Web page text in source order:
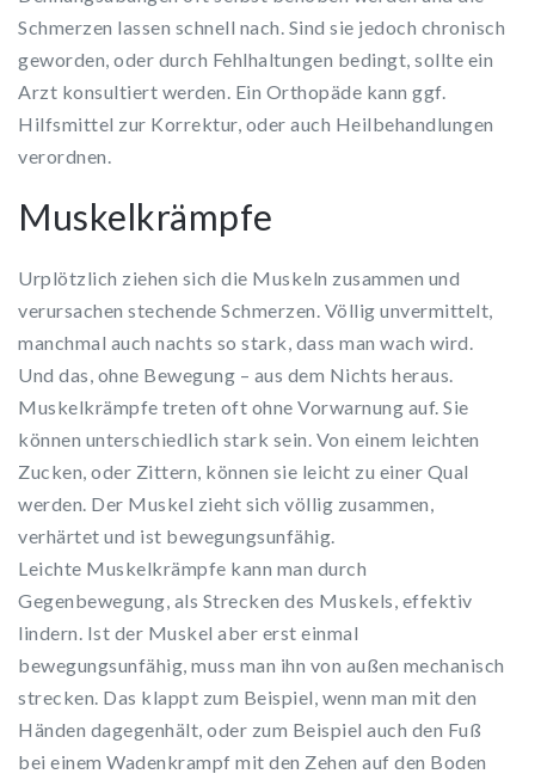
Schmerzen lassen schnell nach. Sind sie jedoch chronisch
geworden, oder durch Fehlhaltungen bedingt, sollte ein
Arzt konsultiert werden. Ein Orthopäde kann ggf.
Hilfsmittel zur Korrektur, oder auch Heilbehandlungen
verordnen.
Muskelkrämpfe
Urplötzlich ziehen sich die Muskeln zusammen und
verursachen stechende Schmerzen. Völlig unvermittelt,
manchmal auch nachts so stark, dass man wach wird.
Und das, ohne Bewegung – aus dem Nichts heraus.
Muskelkrämpfe treten oft ohne Vorwarnung auf. Sie
können unterschiedlich stark sein. Von einem leichten
Zucken, oder Zittern, können sie leicht zu einer Qual
werden. Der Muskel zieht sich völlig zusammen,
verhärtet und ist bewegungsunfähig.
Leichte Muskelkrämpfe kann man durch
Gegenbewegung, als Strecken des Muskels, effektiv
lindern. Ist der Muskel aber erst einmal
bewegungsunfähig, muss man ihn von außen mechanisch
strecken. Das klappt zum Beispiel, wenn man mit den
Händen dagegenhält, oder zum Beispiel auch den Fuß
bei einem Wadenkrampf mit den Zehen auf den Boden